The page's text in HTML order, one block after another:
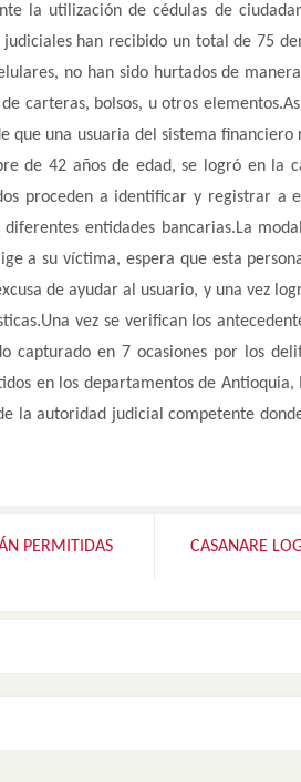
la utilización de cédulas de
han recibido un total de 75
no han sido hurtados de
carteras, bolsos, u otros
que una usuaria del sistema
de 42 años de edad, se logró en la
proceden a identificar y registrar a
entidades bancarias.La
a su víctima, espera que esta
de ayudar al usuario, y una vez
vez se verifican los
capturado en 7 ocasiones por los
en los departamentos de
la autoridad judicial competente
PERMITIDAS
CASANARE